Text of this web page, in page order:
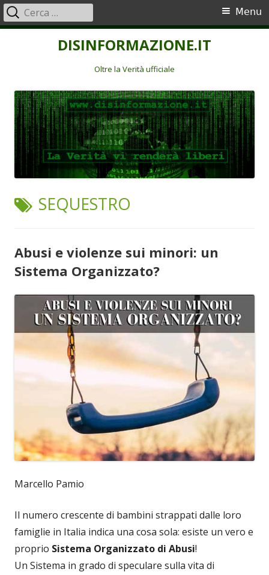
DISINFORMAZIONE.IT
Oltre la Verità ufficiale
Menu
principale
Menu
Ricerca
per:
TAG:
SEQUESTRO
Abusi e violenze sui minori: un
Sistema Organizzato?
Marcello Pamio
Il numero crescente di bambini strappati dalle loro
famiglie in Italia indica una cosa sola: esiste un vero e
proprio Sistema Organizzato di Abusi!
Un Sistema in grado di speculare sulla vita di